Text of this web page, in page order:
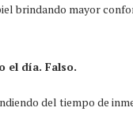
brindando mayor
el día. Falso.
del tiempo de